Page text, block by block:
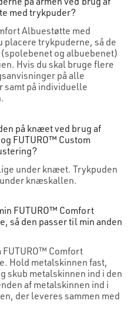
med trykpuder?
Albuestøtte med
placere trykpuderne, så de
og albuebenet)
Hvis du skal bruge flere
på alle
samt på individuelle
på knæet ved brug af
FUTURO™ Custom
under knæet. Trykpuden
knæskallen.
FUTURO™ Comfort
så den passer til min anden
Comfort
Hold metalskinnen fast,
skub metalskinnen ind i den
af metalskinnen ind i
der leveres sammen med